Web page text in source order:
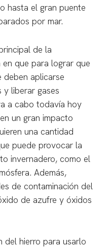
hasta el gran puente
por mar.
de la
que para lograr que
deben aplicarse
y liberar gases
a cabo todavía hoy
un gran impacto
una cantidad
puede provocar la
invernadero, como el
Además,
de contaminación del
de azufre y óxidos
del hierro para usarlo